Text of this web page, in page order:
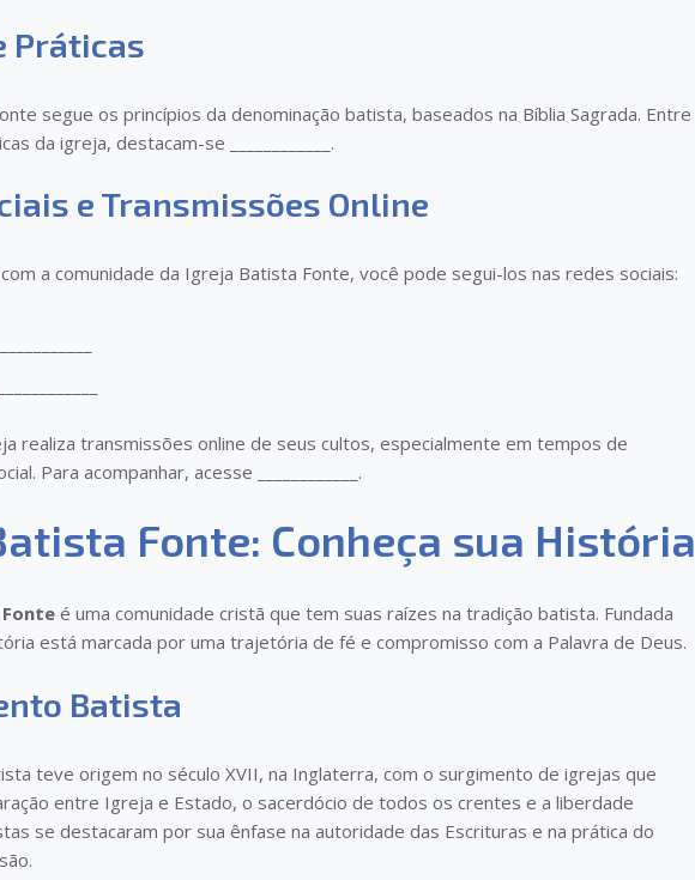
Práticas
segue os princípios da denominação batista, baseados na Bíblia Sagrada. Entre
da igreja, destacam-se ____________.
e Transmissões Online
a comunidade da Igreja Batista Fonte, você pode segui-los nas redes sociais:
realiza transmissões online de seus cultos, especialmente em tempos de
Para acompanhar, acesse ____________.
Fonte: Conheça sua História
é uma comunidade cristã que tem suas raízes na tradição batista. Fundada
está marcada por uma trajetória de fé e compromisso com a Palavra de Deus.
Batista
teve origem no século XVII, na Inglaterra, com o surgimento de igrejas que
entre Igreja e Estado, o sacerdócio de todos os crentes e a liberdade
se destacaram por sua ênfase na autoridade das Escrituras e na prática do